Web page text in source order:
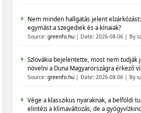
Nem minden hallgatás jelent
egymást a szegediek és a kínaiak?
Source:greenfo.hu Date: 2026-08-06 By
Szlovákia bejelentette, most nem tudják
növelni a Duna Magyarországra érkező
Source:greenfo.hu Date: 2026-08-06 By
Vége a klasszikus nyaraknak, a belföldi
elintézi a klímaváltozás, de a